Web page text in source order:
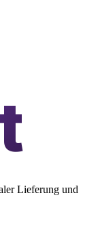
Lieferung und